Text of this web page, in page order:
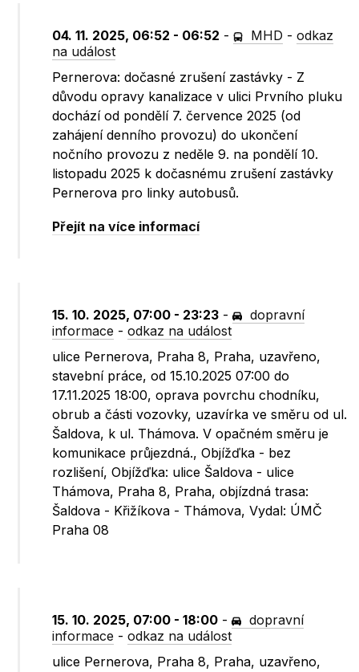
04. 11. 2025, 06:52 - 06:52 - MHD -odkaz
na událost
Pernerova: dočasné zrušení zastávky - Z
důvodu opravy kanalizace v ulici Prvního pluku
dochází od pondělí 7. července 2025 (od
zahájení denního provozu) do ukončení
nočního provozu z neděle 9. na pondělí 10.
listopadu 2025 k dočasnému zrušení zastávky
Pernerova pro linky autobusů.
Přejít na více informací
15. 10. 2025, 07:00 - 23:23 -
dopravní
informace -odkaz na událost
ulice Pernerova, Praha 8, Praha, uzavřeno,
stavební práce, od 15.10.2025 07:00 do
17.11.2025 18:00, oprava povrchu chodníku,
obrub a části vozovky, uzavírka ve směru od ul.
Šaldova, k ul. Thámova. V opačném směru je
komunikace průjezdná., Objížďka - bez
rozlišení, Objížďka: ulice Šaldova - ulice
Thámova, Praha 8, Praha, objízdná trasa:
Šaldova - Křižíkova - Thámova, Vydal: ÚMČ
Praha 08
15. 10. 2025, 07:00 - 18:00 -
dopravní
informace -odkaz na událost
ulice Pernerova, Praha 8, Praha, uzavřeno,